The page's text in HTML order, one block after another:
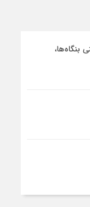
بنگاه‌ها،